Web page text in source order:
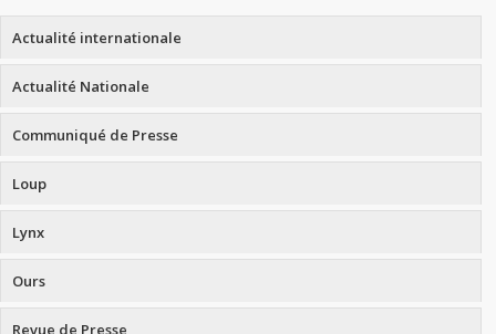
Actualité internationale
Actualité Nationale
Communiqué de Presse
Loup
Lynx
Ours
Revue de Presse